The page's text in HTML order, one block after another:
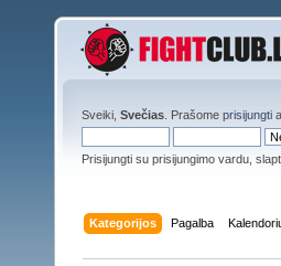
Sveiki, Svečias . Prašome prisijungti
Prisijungti su prisijungimo vardu,
Kategorijos Pagalba